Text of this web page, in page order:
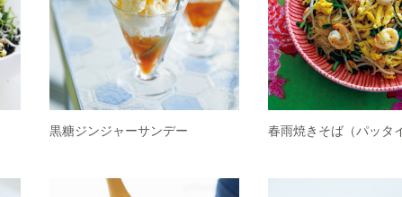
黒糖ジンジャーサンデー 春雨焼きそば（パッタ